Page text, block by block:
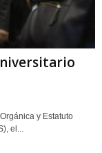
y Estatuto
el...